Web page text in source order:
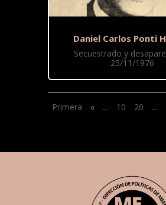
Daniel Carlos Ponti
Secuestrado y
25/11/1976
Primera « ... 10 20 ...